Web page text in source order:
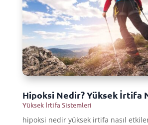
ya da daha düşük irtifalara
dönüldüğünde, vücutta
depolanan kandaki yüksek
hemoglobin oranı
dokulara çok daha fazla
oksijen taşınır.
Daha fazla bilgi
Hipoksi Nedir? Yüksek İrtifa
Yüksek İrtifa Sistemleri
hipoksi nedir yüksek irtifa nasıl